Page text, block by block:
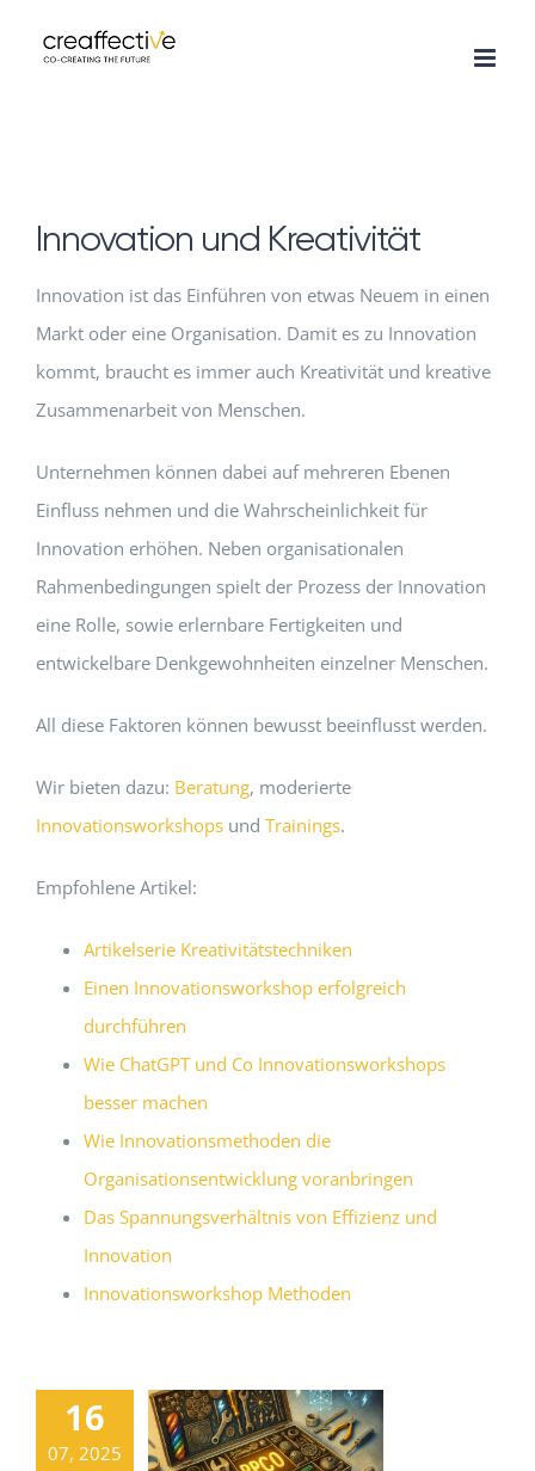
Inhalt
Innovation und Kreativität
Innovation ist das Einführen von etwas Neuem in einen
Markt oder eine Organisation. Damit es zu Innovation
kommt, braucht es immer auch Kreativität und kreative
Zusammenarbeit von Menschen.
Unternehmen können dabei auf mehreren Ebenen
Einfluss nehmen und die Wahrscheinlichkeit für
Innovation erhöhen. Neben organisationalen
Rahmenbedingungen spielt der Prozess der Innovation
eine Rolle, sowie erlernbare Fertigkeiten und
entwickelbare Denkgewohnheiten einzelner Menschen.
All diese Faktoren können bewusst beeinflusst werden.
Wir bieten dazu: Beratung, moderierte
Innovationsworkshops und Trainings.
Empfohlene Artikel:
Artikelserie Kreativitätstechniken
Einen Innovationsworkshop erfolgreich
durchführen
Wie ChatGPT und Co Innovationsworkshops
besser machen
Wie Innovationsmethoden die
Organisationsentwicklung voranbringen
Das Spannungsverhältnis von Effizienz und
Innovation
Innovationsworkshop Methoden
16
07, 2025